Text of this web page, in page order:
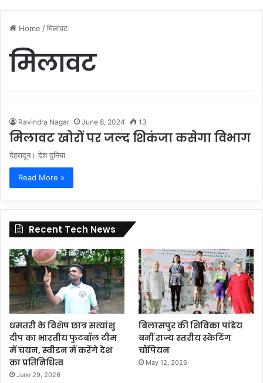
Home /मिलावट
मिलावट
Ravindra Nagar June 8, 2024 13
मिलावट खोरों पर जल्द शिकंजा कसेगा विभाग
देहरादून। देश दुनिया
Read More »
Recent Tech News
धमतरी के विशेष छात्र सत्यांशु
दीप का भारतीय फुटबॉल टीम
में चयन, स्वीडन में करेंगे देश
का प्रतिनिधित्व
June 29, 2026
बिलासपुर की शिविका पांडेय
बनीं राज्य स्तरीय स्केटिंग
चौंपियन
May 12, 2026